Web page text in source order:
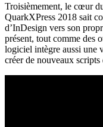
Troisièmement, le cœur
QuarkXPress 2018 sait
d’InDesign vers son
présent, tout comme des
logiciel intègre aussi une
créer de nouveaux scripts